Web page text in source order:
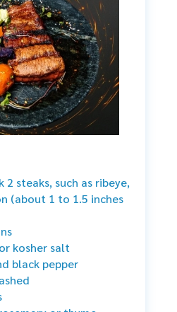
steaks, such as ribeye,
(about 1 to 1.5 inches
kosher salt
black pepper